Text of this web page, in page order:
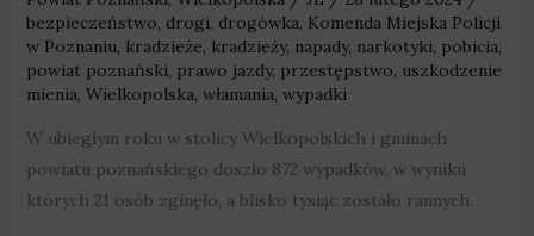
bezpieczeństwo, drogi, drogówka, Komenda Miejska Policji
w Poznaniu, kradzieże, kradzieży, napady, narkotyki, pobicia,
powiat poznański, prawo jazdy, przestępstwo, uszkodzenie
mienia, Wielkopolska, włamania, wypadki
W ubiegłym roku w stolicy Wielkopolskich i gminach
powiatu poznańskiego doszło 872 wypadków, w wyniku
których 21 osób zginęło, a blisko tysiąc zostało rannych.